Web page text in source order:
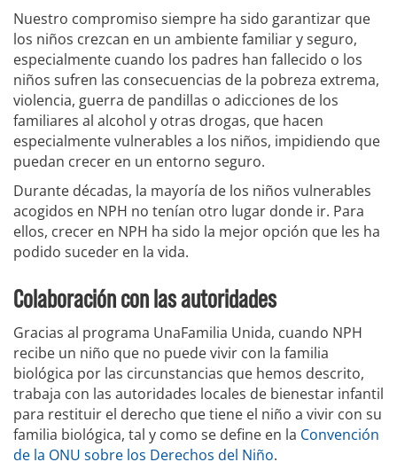
Nuestro compromiso siempre ha sido garantizar que
los niños crezcan en un ambiente familiar y seguro,
especialmente cuando los padres han fallecido o los
niños sufren las consecuencias de la pobreza extrema,
violencia, guerra de pandillas o adicciones de los
familiares al alcohol y otras drogas, que hacen
especialmente vulnerables a los niños, impidiendo que
puedan crecer en un entorno seguro.
Durante décadas, la mayoría de los niños vulnerables
acogidos en NPH no tenían otro lugar donde ir. Para
ellos, crecer en NPH ha sido la mejor opción que les ha
podido suceder en la vida.
Colaboración con las autoridades
Gracias al programa UnaFamilia Unida, cuando NPH
recibe un niño que no puede vivir con la familia
biológica por las circunstancias que hemos descrito,
trabaja con las autoridades locales de bienestar infantil
para restituir el derecho que tiene el niño a vivir con su
familia biológica, tal y como se define en la Convención
de la ONU sobre los Derechos del Niño.